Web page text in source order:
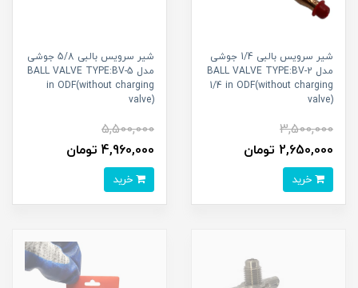
شیر سرویس بالبی 1/4 جوشی
مدل BALL VALVE TYPE:BV-2
1/4 in ODF(without charging
valve)
3,500,000
2,650,000 تومان
شیر سرویس بالبی 5/8 جوشی
مدل BALL VALVE TYPE:BV-5
in ODF(without charging
valve)
5,500,000
4,960,000 تومان